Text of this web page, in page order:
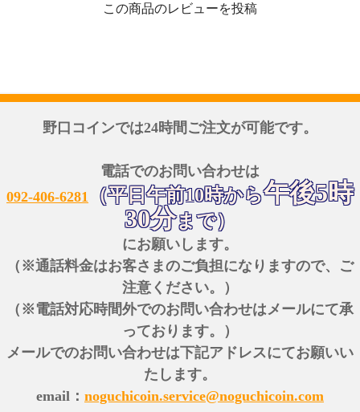
この商品のレビューを投稿
野口コインでは24時間ご注文が可能です。
電話でのお問い合わせは
092-406-6281
（平日午前10時から午後5時
30分まで）
にお願いします。
（※通話料金はお客さまのご負担になりますので、ご
注意ください。）
（※電話対応時間外でのお問い合わせはメールにて承
っております。）
メールでのお問い合わせは下記アドレスにてお願いい
たします。
email： noguchicoin.service@noguchicoin.com